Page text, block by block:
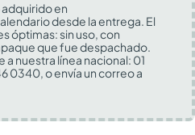
en
desde la entrega. El
óptimas: sin uso, con
que fue despachado.
nuestra línea nacional: 01
0340, o envía un correo a